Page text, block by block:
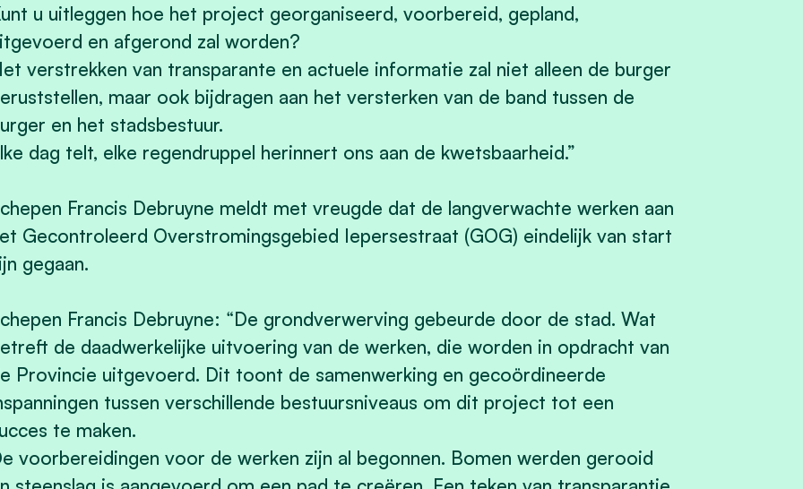
u uitleggen hoe het project georganiseerd, voorbereid, gepland,
en afgerond zal worden?
verstrekken van transparante en actuele informatie zal niet alleen de burger
maar ook bijdragen aan het versterken van de band tussen de
en het stadsbestuur.
dag telt, elke regendruppel herinnert ons aan de kwetsbaarheid.”
Francis Debruyne meldt met vreugde dat de langverwachte werken aan
Gecontroleerd Overstromingsgebied Iepersestraat (GOG) eindelijk van start
gegaan.
Francis Debruyne: “De grondverwerving gebeurde door de stad. Wat
de daadwerkelijke uitvoering van de werken, die worden in opdracht van
Provincie uitgevoerd. Dit toont de samenwerking en gecoördineerde
tussen verschillende bestuursniveaus om dit project tot een
te maken.
voorbereidingen voor de werken zijn al begonnen. Bomen werden gerooid